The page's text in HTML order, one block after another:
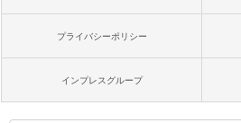
プライバシーポリシー
インプレスグループ